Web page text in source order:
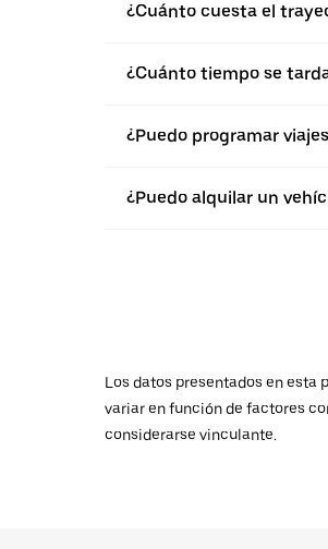
¿Cuánto cuesta el
¿Cuánto tiempo se
¿Puedo programar
¿Puedo alquilar un
Los datos presentados en esta
variar en función de factores
considerarse vinculante.